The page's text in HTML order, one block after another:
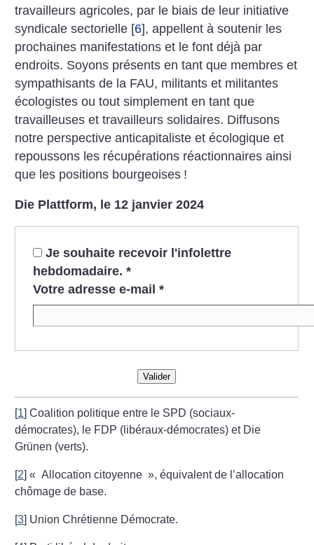
travailleurs agricoles, par le biais de leur initiative
syndicale sectorielle [6], appellent à soutenir les
prochaines manifestations et le font déjà par
endroits. Soyons présents en tant que membres et
sympathisants de la FAU, militants et militantes
écologistes ou tout simplement en tant que
travailleuses et travailleurs solidaires. Diffusons
notre perspective anticapitaliste et écologique et
repoussons les récupérations réactionnaires ainsi
que les positions bourgeoises !
Die Plattform, le 12 janvier 2024
Je souhaite recevoir l'infolettre
hebdomadaire. *
Votre adresse e-mail *
Valider
[1]Coalition politique entre le SPD (sociaux-
démocrates), le FDP (libéraux-démocrates) et Die
Grünen (verts).
[2]« Allocation citoyenne », équivalent de l’allocation
chômage de base.
[3] Union Chrétienne Démocrate.